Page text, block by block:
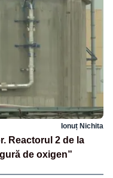
Ionuț Nichita
Reactorul 2 de la
de oxigen”